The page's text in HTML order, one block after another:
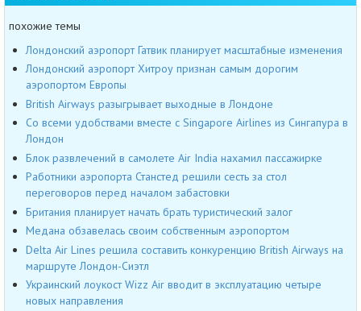
похожие темы
Лондонский аэропорт Гатвик планирует масштабные изменения
Лондонский аэропорт Хитроу признан самым дорогим
аэропортом Европы
British Airways разыгрывает выходные в Лондоне
Со всеми удобствами вместе с Singapore Airlines из Сингапура в
Лондон
Блок развлечений в самолете Air India нахамил пассажирке
Работники аэропорта Станстед решили сесть за стол
переговоров перед началом забастовки
Британия планирует начать брать туристический залог
Медана обзавелась своим собственным аэропортом
Delta Air Lines решила составить конкуренцию British Airways на
маршруте Лондон-Сиэтл
Украинский лоукост Wizz Air вводит в эксплуатацию четыре
новых направления